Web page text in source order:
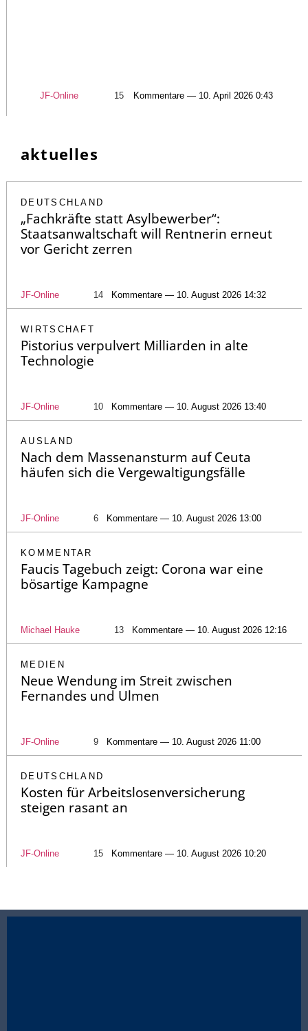
JF-Online 15 Kommentare — 10. April 2026 0:43
aktuelles
DEUTSCHLAND
„Fachkräfte statt Asylbewerber“:
Staatsanwaltschaft will Rentnerin erneut
vor Gericht zerren
JF-Online 14 Kommentare — 10. August 2026 14:32
WIRTSCHAFT
Pistorius verpulvert Milliarden in alte
Technologie
JF-Online 10 Kommentare — 10. August 2026 13:40
AUSLAND
Nach dem Massenansturm auf Ceuta
häufen sich die Vergewaltigungsfälle
JF-Online 6 Kommentare — 10. August 2026 13:00
KOMMENTAR
Faucis Tagebuch zeigt: Corona war eine
bösartige Kampagne
Michael Hauke 13 Kommentare — 10. August 2026 12:16
MEDIEN
Neue Wendung im Streit zwischen
Fernandes und Ulmen
JF-Online 9 Kommentare — 10. August 2026 11:00
DEUTSCHLAND
Kosten für Arbeitslosenversicherung
steigen rasant an
JF-Online 15 Kommentare — 10. August 2026 10:20